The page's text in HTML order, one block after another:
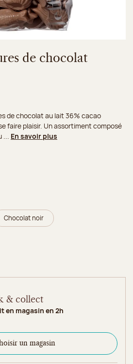
de chocolat
de chocolat au lait 36% cacao
faire plaisir. Un assortiment composé
En savoir plus
Chocolat noir
& collect
en magasin en 2h
un magasin